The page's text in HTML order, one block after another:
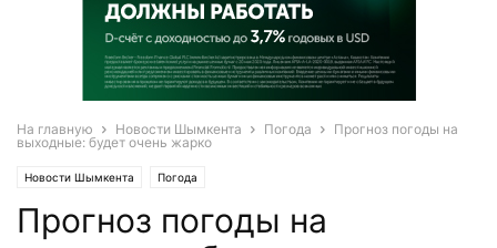
На главную Новости Шымкента Погода
Прогноз погоды на
выходные: будет очень жарко
Новости Шымкента Погода
Прогноз погоды на